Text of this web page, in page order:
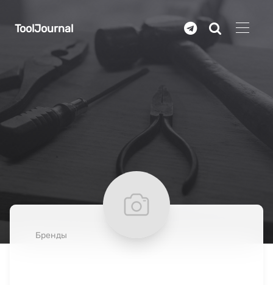
ToolJournal
Бренды